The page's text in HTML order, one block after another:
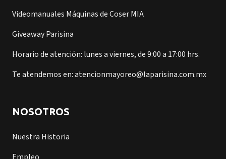
Videomanuales Máquinas de Coser MIA
Giveaway Parisina
Horario de atención: lunes a viernes, de 9:00 a 17:00 hrs.
Te atendemos en: atencionmayoreo@laparisina.com.mx
NOSOTROS
Nuestra Historia